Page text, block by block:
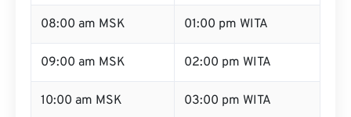
08:00 am MSK 01:00 pm WITA
09:00 am MSK 02:00 pm WITA
10:00 am MSK 03:00 pm WITA